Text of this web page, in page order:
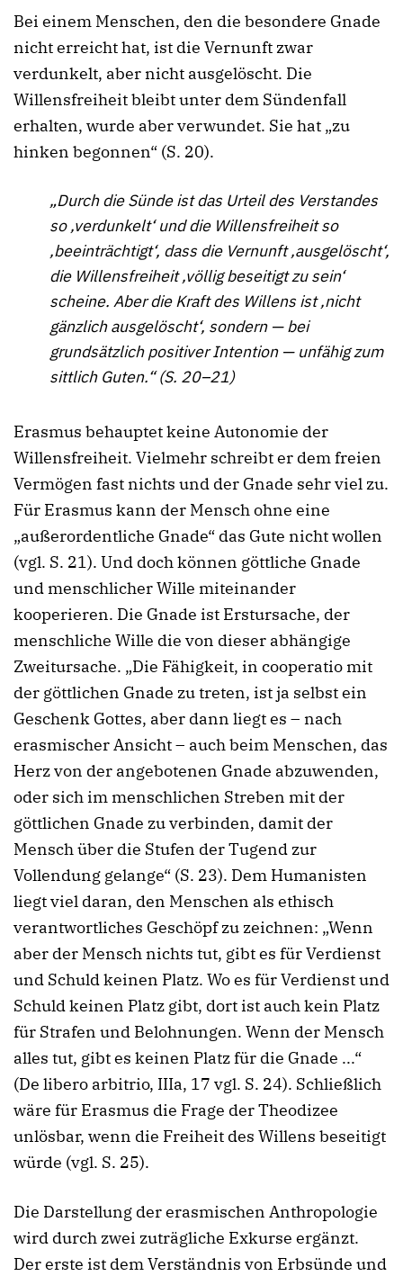
Bei einem Menschen, den die besondere Gnade
nicht erreicht hat, ist die Vernunft zwar
verdunkelt, aber nicht ausgelöscht. Die
Willensfreiheit bleibt unter dem Sündenfall
erhalten, wurde aber verwundet. Sie hat „zu
hinken begonnen“ (S. 20).
„Durch die Sünde ist das Urteil des Verstandes
so ‚verdunkelt‘ und die Willensfreiheit so
‚beeinträchtigt‘, dass die Vernunft ‚ausgelöscht‘,
die Willensfreiheit ‚völlig beseitigt zu sein‘
scheine. Aber die Kraft des Willens ist ‚nicht
gänzlich ausgelöscht‘, sondern — bei
grundsätzlich positiver Intention — unfähig zum
sittlich Guten.“ (S. 20–21)
Erasmus behauptet keine Autonomie der
Willensfreiheit. Vielmehr schreibt er dem freien
Vermögen fast nichts und der Gnade sehr viel zu.
Für Erasmus kann der Mensch ohne eine
„außerordentliche Gnade“ das Gute nicht wollen
(vgl. S. 21). Und doch können göttliche Gnade
und menschlicher Wille miteinander
kooperieren. Die Gnade ist Erstursache, der
menschliche Wille die von dieser abhängige
Zweitursache. „Die Fähigkeit, in cooperatio mit
der göttlichen Gnade zu treten, ist ja selbst ein
Geschenk Gottes, aber dann liegt es – nach
erasmischer Ansicht – auch beim Menschen, das
Herz von der angebotenen Gnade abzuwenden,
oder sich im menschlichen Streben mit der
göttlichen Gnade zu verbinden, damit der
Mensch über die Stufen der Tugend zur
Vollendung gelange“ (S. 23). Dem Humanisten
liegt viel daran, den Menschen als ethisch
verantwortliches Geschöpf zu zeichnen: „Wenn
aber der Mensch nichts tut, gibt es für Verdienst
und Schuld keinen Platz. Wo es für Verdienst und
Schuld keinen Platz gibt, dort ist auch kein Platz
für Strafen und Belohnungen. Wenn der Mensch
alles tut, gibt es keinen Platz für die Gnade ...“
(De libero arbitrio, IIIa, 17 vgl. S. 24). Schließlich
wäre für Erasmus die Frage der Theodizee
unlösbar, wenn die Freiheit des Willens beseitigt
würde (vgl. S. 25).
Die Darstellung der erasmischen Anthropologie
wird durch zwei zuträgliche Exkurse ergänzt.
Der erste ist dem Verständnis von Erbsünde und